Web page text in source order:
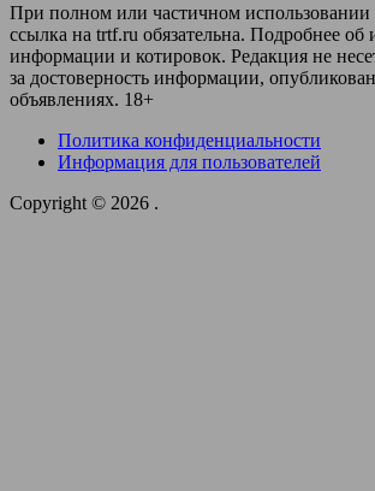
При полном или частичном использовании
ссылка на trtf.ru обязательна. Подробнее об
информации и котировок. Редакция не
за достоверность информации,
объявлениях. 18+
Политика конфиденциальности
Информация для пользователей
Copyright © 2026 .